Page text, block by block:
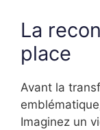
La
place
Avant la
Imaginez un